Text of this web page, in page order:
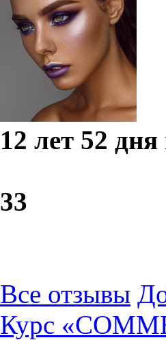
12 лет 52 дня
33
Все отзывы
Курс